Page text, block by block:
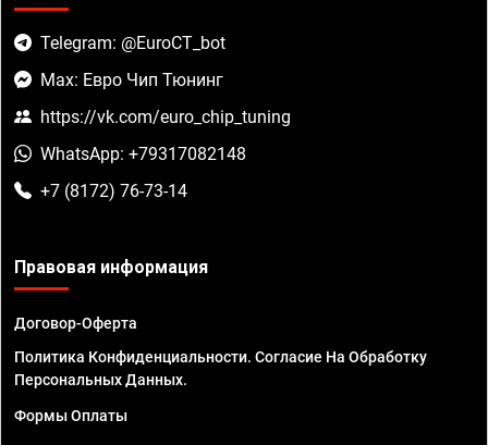
Telegram: @EuroCT_bot
Max: Евро Чип Тюнинг
https://vk.com/euro_chip_tuning
WhatsApp: +79317082148
+7 (8172) 76-73-14
Правовая информация
Договор-Оферта
Политика Конфиденциальности. Согласие На Обработку
Персональных Данных.
Формы Оплаты